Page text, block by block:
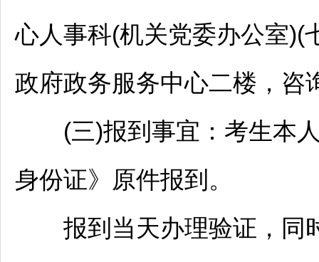
心人事科(机关党委办公室)(
政府政务服务中心二楼，咨
(三)报到事宜：考生本人
身份证》原件报到。
报到当天办理验证，同